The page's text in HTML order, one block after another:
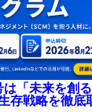
「未来を創
存戦略を徹底